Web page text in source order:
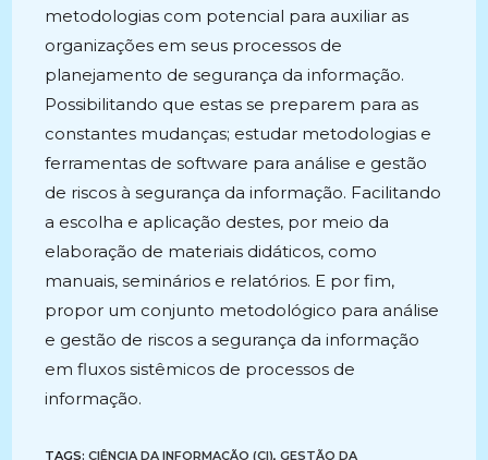
metodologias com potencial para auxiliar as
organizações em seus processos de
planejamento de segurança da informação.
Possibilitando que estas se preparem para as
constantes mudanças; estudar metodologias e
ferramentas de software para análise e gestão
de riscos à segurança da informação. Facilitando
a escolha e aplicação destes, por meio da
elaboração de materiais didáticos, como
manuais, seminários e relatórios. E por fim,
propor um conjunto metodológico para análise
e gestão de riscos a segurança da informação
em fluxos sistêmicos de processos de
informação.
TAGS:CIÊNCIA DA INFORMAÇÃO (CI), GESTÃO DA